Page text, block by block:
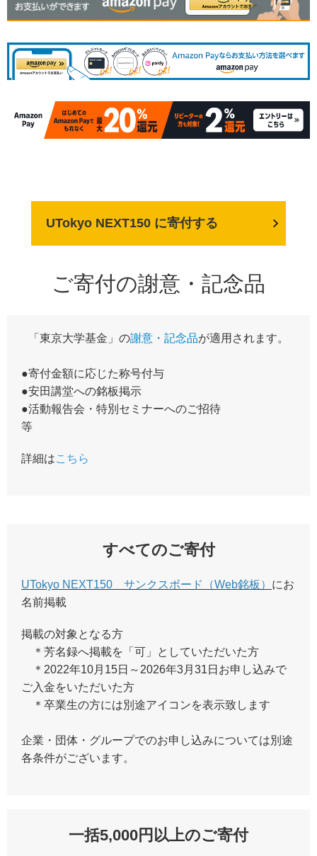
UTokyo NEXT150 に寄付する
ご寄付の謝意・記念品
「東京大学基金」の謝意・記念品が適用されます。
●寄付金額に応じた称号付与
●安田講堂への銘板掲示
●活動報告会・特別セミナーへのご招待
等
詳細はこちら
すべてのご寄付
UTokyo NEXT150 サンクスボード（Web銘板） にお
名前掲載
掲載の対象となる方
＊芳名録へ掲載を「可」としていただいた方
＊2022年10月15日～2026年3月31日お申し込みで
ご入金をいただいた方
＊卒業生の方には別途アイコンを表示致します
企業・団体・グループでのお申し込みについては別途
各条件がございます。
一括5,000円以上のご寄付